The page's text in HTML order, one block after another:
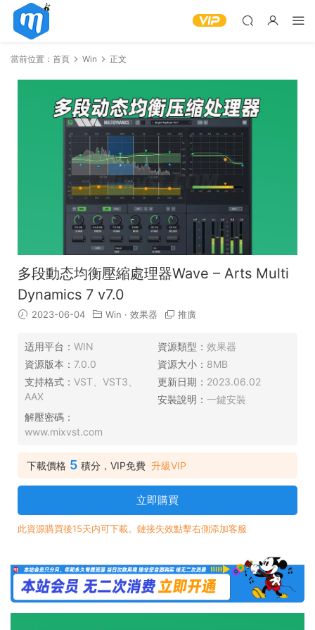
當前位置： 首頁 Win 正文
多段動态均衡壓縮處理器Wave – Arts Multi
Dynamics 7 v7.0
2023-06-04 Win · 效果器 推廣
适用平台： WIN 資源類型： 效果器
資源版本： 7.0.0 資源大小： 8MB
支持格式： VST、VST3、
AAX
更新日期： 2023.06.02
安裝說明： 一鍵安裝
解壓密碼：
www.mixvst.com
下載價格 5 積分，VIP免費 升級VIP
立即購買
此資源購買後15天内可下載。鏈接失效點擊右側添加客服